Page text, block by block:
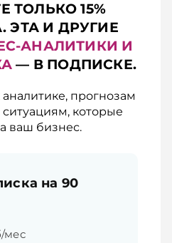
ТОЛЬКО 15%
ЭТА И ДРУГИЕ
АНАЛИТИКИ И
— В ПОДПИСКЕ.
прогнозам
которые
ваш бизнес.
на 90
мес